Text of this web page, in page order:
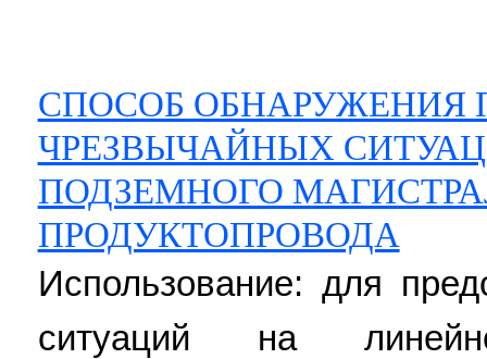
СПОСОБ ОБНАРУЖЕНИЯ
ЧРЕЗВЫЧАЙНЫХ
ПОДЗЕМНОГО
ПРОДУКТОПРОВОДА
Использование: для
ситуаций на